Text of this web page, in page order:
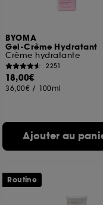
BYOMA
Gel-Crème Hydratant
Crème hydratante
2251
18,00€
36,00€ / 100ml
Ajouter au
Routine